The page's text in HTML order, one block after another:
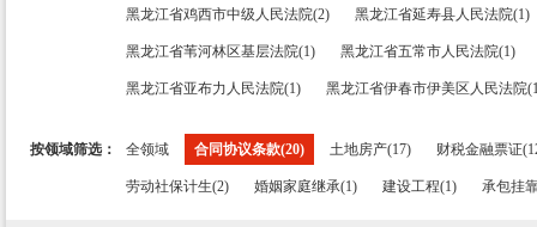
黑龙江省鸡西市中级人民法院(2) 黑龙江省延寿县人民法院(1)
黑龙江省苇河林区基层法院(1) 黑龙江省五常市人民法院(1)
黑龙江省亚布力人民法院(1) 黑龙江省伊春市伊美区人民法院
按领域筛选： 全领域 合同协议条款(20) 土地房产(17) 财税金融票证
劳动社保计生(2) 婚姻家庭继承(1) 建设工程(1) 承包挂